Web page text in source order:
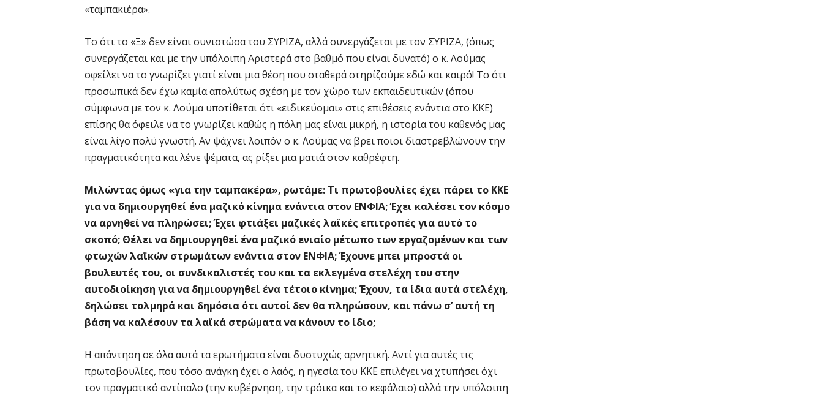
«ταμπακιέρα».
Το ότι το «Ξ» δεν είναι συνιστώσα του ΣΥΡΙΖΑ, αλλά συνεργάζεται με τον ΣΥΡΙΖΑ, (όπως
συνεργάζεται και με την υπόλοιπη Αριστερά στο βαθμό που είναι δυνατό) ο κ. Λούμας
οφείλει να το γνωρίζει γιατί είναι μια θέση που σταθερά στηρίζούμε εδώ και καιρό! Το ότι
προσωπικά δεν έχω καμία απολύτως σχέση με τον χώρο των εκπαιδευτικών (όπου
σύμφωνα με τον κ. Λούμα υποτίθεται ότι «ειδικεύομαι» στις επιθέσεις ενάντια στο ΚΚΕ)
επίσης θα όφειλε να το γνωρίζει καθώς η πόλη μας είναι μικρή, η ιστορία του καθενός μας
είναι λίγο πολύ γνωστή. Αν ψάχνει λοιπόν ο κ. Λούμας να βρει ποιοι διαστρεβλώνουν την
πραγματικότητα και λένε ψέματα, ας ρίξει μια ματιά στον καθρέφτη.
Μιλώντας όμως «για την ταμπακέρα», ρωτάμε: Τι πρωτοβουλίες έχει πάρει το ΚΚΕ
για να δημιουργηθεί ένα μαζικό κίνημα ενάντια στον ΕΝΦΙΑ; Έχει καλέσει τον κόσμο
να αρνηθεί να πληρώσει; Έχει φτιάξει μαζικές λαϊκές επιτροπές για αυτό το
σκοπό; Θέλει να δημιουργηθεί ένα μαζικό ενιαίο μέτωπο των εργαζομένων και των
φτωχών λαϊκών στρωμάτων ενάντια στον ΕΝΦΙΑ; Έχουνε μπει μπροστά οι
βουλευτές του, οι συνδικαλιστές του και τα εκλεγμένα στελέχη του στην
αυτοδιοίκηση για να δημιουργηθεί ένα τέτοιο κίνημα; Έχουν, τα ίδια αυτά στελέχη,
δηλώσει τολμηρά και δημόσια ότι αυτοί δεν θα πληρώσουν, και πάνω σ’ αυτή τη
βάση να καλέσουν τα λαϊκά στρώματα να κάνουν το ίδιο;
Η απάντηση σε όλα αυτά τα ερωτήματα είναι δυστυχώς αρνητική. Αντί για αυτές τις
πρωτοβουλίες, που τόσο ανάγκη έχει ο λαός, η ηγεσία του ΚΚΕ επιλέγει να χτυπήσει όχι
τον πραγματικό αντίπαλο (την κυβέρνηση, την τρόικα και το κεφάλαιο) αλλά την υπόλοιπη